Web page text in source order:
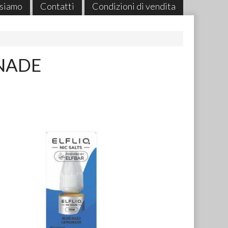
Contatti Condizioni di vendita